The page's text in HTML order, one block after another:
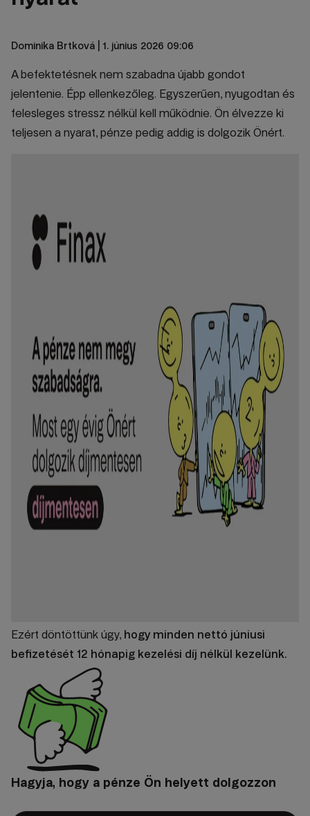
Dominika Brtková | 1. június 2026 09:06
A befektetésnek nem szabadna újabb gondot
jelentenie. Épp ellenkezőleg. Egyszerűen, nyugodtan és
felesleges stressz nélkül kell működnie. Ön élvezze ki
teljesen a nyarat, pénze pedig addig is dolgozik Önért.
Ezért döntöttünk úgy, hogy minden nettó júniusi
befizetését 12 hónapig kezelési díj nélkül kezelünk.
Hagyja, hogy a pénze Ön helyett dolgozzon